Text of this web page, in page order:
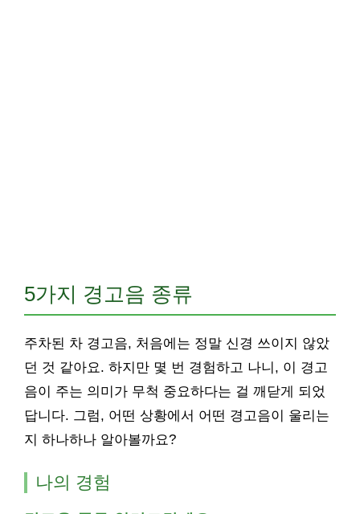
5가지 경고음 종류
주차된 차 경고음, 처음에는 정말 신경 쓰이지 않았
던 것 같아요. 하지만 몇 번 경험하고 나니, 이 경고
음이 주는 의미가 무척 중요하다는 걸 깨닫게 되었
답니다. 그럼, 어떤 상황에서 어떤 경고음이 울리는
지 하나하나 알아볼까요?
나의 경험